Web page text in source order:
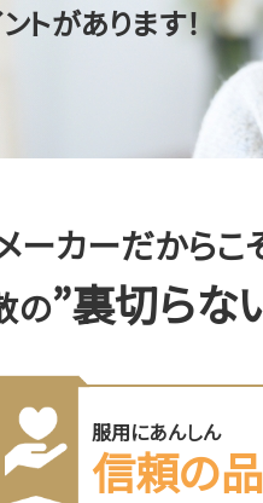
トがあります！
ーカーだからこ
の”裏切らな
服用にあんしん
信頼の